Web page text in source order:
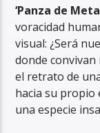
‘Panza de
voracidad
visual: ¿Será
donde
el retrato de
hacia su propio
una especie